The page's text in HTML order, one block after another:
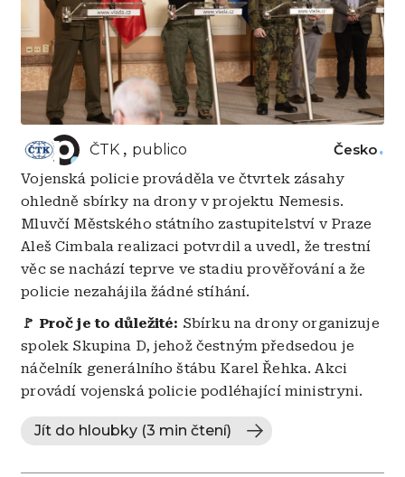
ČTK publico Česko
Vojenská policie prováděla ve čtvrtek zásahy
ohledně sbírky na drony v projektu Nemesis.
Mluvčí Městského státního zastupitelství v Praze
Aleš Cimbala realizaci potvrdil a uvedl, že trestní
věc se nachází teprve ve stadiu prověřování a že
policie nezahájila žádné stíhání.
🚩 Proč je to důležité: Sbírku na drony organizuje
spolek Skupina D, jehož čestným předsedou je
náčelník generálního štábu Karel Řehka. Akci
provádí vojenská policie podléhající ministryni.
Jít do hloubky (3 min čtení)